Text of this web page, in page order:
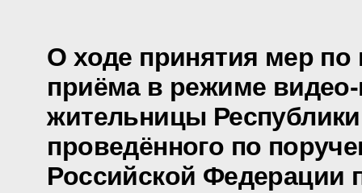
О ходе принятия мер по
приёма в режиме
жительницы
проведённого по
Российской Федерации